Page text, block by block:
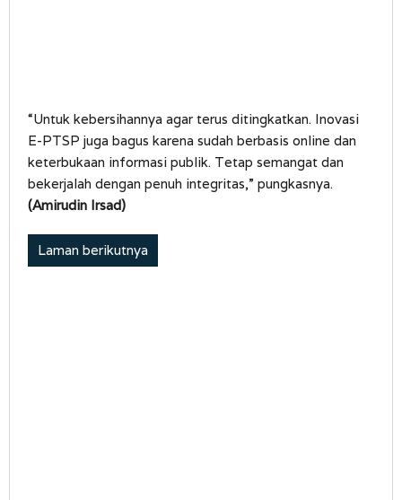
“Untuk kebersihannya agar terus ditingkatkan. Inovasi
E-PTSP juga bagus karena sudah berbasis online dan
keterbukaan informasi publik. Tetap semangat dan
bekerjalah dengan penuh integritas,” pungkasnya.
(Amirudin Irsad)
Laman berikutnya